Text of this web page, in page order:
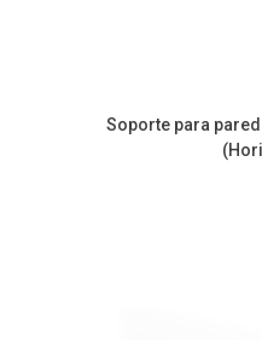
Soporte para pared